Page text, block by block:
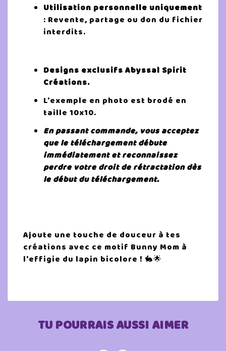
Utilisation personnelle uniquement
: Revente, partage ou don du fichier
interdits.
Designs exclusifs Abyssal Spirit
Créations.
L'exemple en photo est brodé en
taille 10x10.
En passant commande, vous acceptez
que le téléchargement débute
immédiatement et reconnaissez
perdre votre droit de rétractation dès
le début du téléchargement.
Ajoute une touche de douceur à tes
créations avec ce motif Bunny Mom à
l'effigie du lapin bicolore ! 🐇🌟
TU POURRAIS AUSSI AIMER